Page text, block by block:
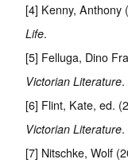
[4] Kenny, Anthony
Life.
[5] Felluga, Dino
Victorian Literature.
[6] Flint, Kate, ed.
Victorian Literature.
[7] Nitschke, Wolf